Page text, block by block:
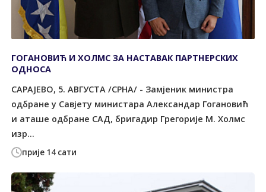
прије 14 сати
ГОГАНОВИЋ И ХОЛМС ЗА НАСТАВАК ПАРТНЕРСКИХ
ОДНОСА
САРАЈЕВО, 5. АВГУСТА /СРНА/ - Замјеник министра
одбране у Савјету министара Александар Гогановић
и аташе одбране САД, бригадир Грегорије М. Холмс
изр...